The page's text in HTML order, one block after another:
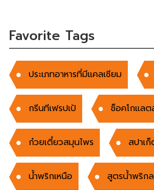
Favorite Tags
ประเภทอาหารที่มีแคลเซียม
กรีนทีเฟรปเป้ ช็อคโกแลต
ก๋วยเตี๋ยวสมุนไพร สปาเ
น้ำพริกเหนือ สูตรน้ำพริกล